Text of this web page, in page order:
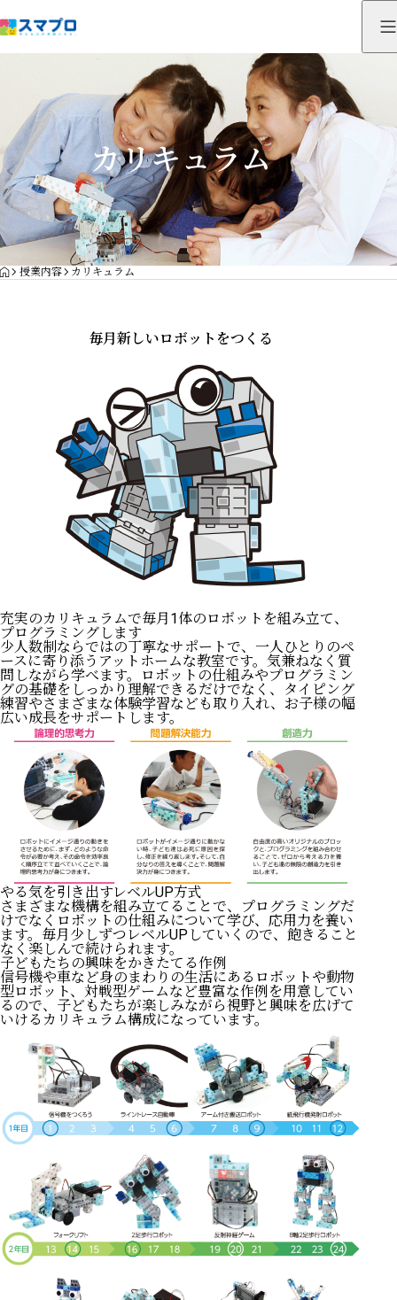
カリキュラム
HOME
授業内容 カリキュラム
毎月新しいロボットをつくる
充実のカリキュラムで毎月1体のロボットを組み立て、
プログラミングします
少人数制ならではの丁寧なサポートで、一人ひとりのペ
ースに寄り添うアットホームな教室です。気兼ねなく質
問しながら学べます。ロボットの仕組みやプログラミン
グの基礎をしっかり理解できるだけでなく、タイピング
練習やさまざまな体験学習なども取り入れ、お子様の幅
広い成長をサポートします。
やる気を引き出すレベルUP方式
さまざまな機構を組み立てることで、プログラミングだ
けでなくロボットの仕組みについて学び、応用力を養い
ます。毎月少しずつレベルUPしていくので、飽きること
なく楽しんで続けられます。
子どもたちの興味をかきたてる作例
信号機や車など身のまわりの生活にあるロボットや動物
型ロボット、対戦型ゲームなど豊富な作例を用意してい
るので、子どもたちが楽しみながら視野と興味を広げて
いけるカリキュラム構成になっています。